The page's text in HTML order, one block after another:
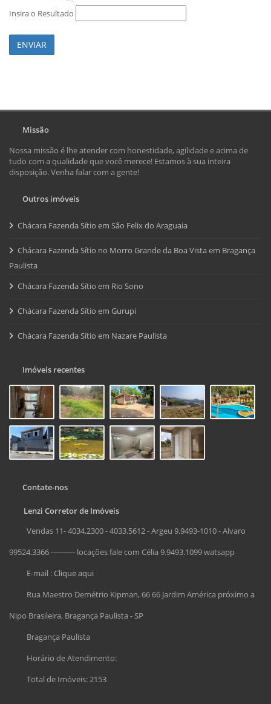
Insira o Resultado
ENVIAR
Missão
Nossa missão é lhe atender com honestidade, agilidade e acima de
tudo com a qualidade que você merece! Estamos à sua inteira
disposição. Venha falar com a gente!
Outros imóveis
Chácara Fazenda Sítio em São Felix do Araguaia
Chácara Fazenda Sítio no Morro Grande da Boa Vista em Bragança
Paulista
Chácara Fazenda Sítio em Rio Sono
Chácara Fazenda Sítio em Gurupi
Chácara Fazenda Sítio em Nazare Paulista
Imóveis recentes
Contate-nos
Lenzi Corretor de Imóveis
Vendas 11- 4034.2300 - 4033.5612 - Argeu 9.9493-1010 - Alvaro
99524.3366 ---------- locações fale com Célia 9.9493.1099 watsapp
E-mail :Clique aqui
Rua Maestro Demétrio Kipman, 66 66 Jardim América próximo a
Nipo Brasileira, Bragança Paulista - SP
Bragança Paulista
Horário de Atendimento:
Total de Imóveis: 2153